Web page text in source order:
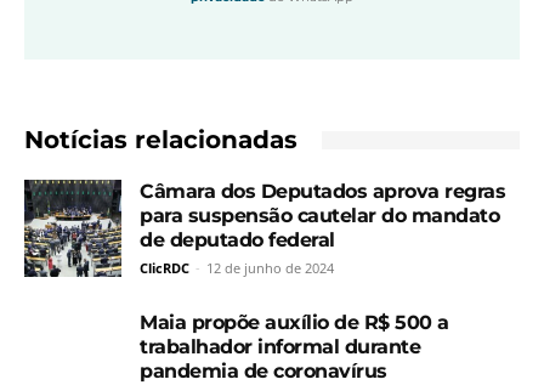
Notícias relacionadas
Câmara dos Deputados aprova regras
para suspensão cautelar do mandato
de deputado federal
ClicRDC - 12 de junho de 2024
Maia propõe auxílio de R$ 500 a
trabalhador informal durante
pandemia de coronavírus